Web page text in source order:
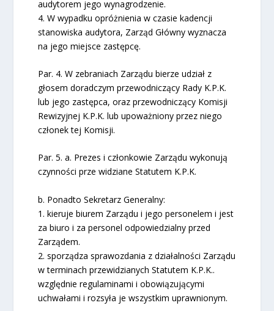
audytorem jego wynagrodzenie.
4. W wypadku opróżnienia w czasie kadencji
stanowiska audytora, Zarząd Główny wyznacza
na jego miejsce zastępcę.
Par. 4. W zebraniach Zarządu bierze udział z
głosem doradczym przewodniczący Rady K.P.K.
lub jego zastępca, oraz przewodniczący Komisji
Rewizyjnej K.P.K. lub upoważniony przez niego
członek tej Komisji.
Par. 5. a. Prezes i członkowie Zarządu wykonują
czynności prze widziane Statutem K.P.K.
b. Ponadto Sekretarz Generalny:
1. kieruje biurem Zarządu i jego personelem i jest
za biuro i za personel odpowiedzialny przed
Zarządem.
2. sporządza sprawozdania z działalności Zarządu
w terminach przewidzianych Statutem K.P.K..
względnie regulaminami i obowiązującymi
uchwałami i rozsyła je wszystkim uprawnionym.